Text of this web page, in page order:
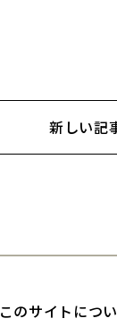
新しい記
このサイトにつ